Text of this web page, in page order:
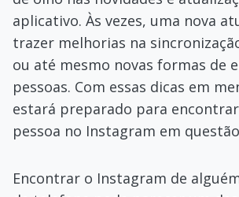
aplicativo. Às vezes, uma nova
trazer melhorias na
ou até mesmo novas formas de
pessoas. Com essas dicas em
estará preparado para
pessoa no Instagram em
Encontrar o Instagram de